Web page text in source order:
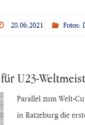
28.06.2021 Fotos:
U23-
Parallel zum Welt-
in Ratzeburg die